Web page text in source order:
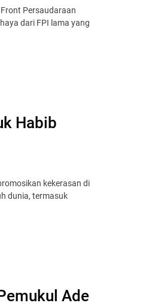
Persaudaraan
dari FPI lama yang
Habib
kekerasan di
dunia, termasuk
Ade